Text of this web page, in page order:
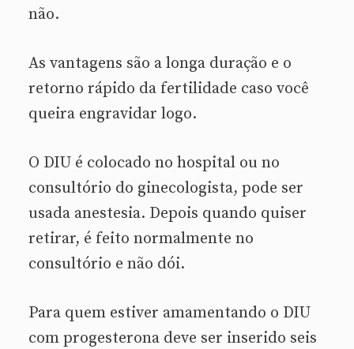
não.
As vantagens são a longa duração e o
retorno rápido da fertilidade caso você
queira engravidar logo.
O DIU é colocado no hospital ou no
consultório do ginecologista, pode ser
usada anestesia. Depois quando quiser
retirar, é feito normalmente no
consultório e não dói.
Para quem estiver amamentando o DIU
com progesterona deve ser inserido seis